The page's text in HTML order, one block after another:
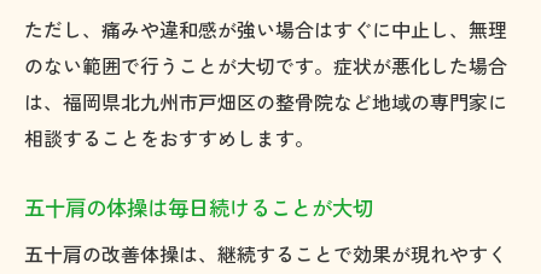
五十肩でやってはいけないストレッチの特
徴
五十肩改善のために慎重に選ぶべき運動法
五十肩の症状別に選びたい体操のポイント
五十肩の症状に合わせた体操の注意点まと
め
ただし、痛みや違和感が強い場合はすぐに中止し、無理
のない範囲で行うことが大切です。症状が悪化した場合
は、福岡県北九州市戸畑区の整骨院など地域の専門家に
相談することをおすすめします。
五十肩の体操は毎日続けることが大切
五十肩の改善体操は、継続することで効果が現れやすく